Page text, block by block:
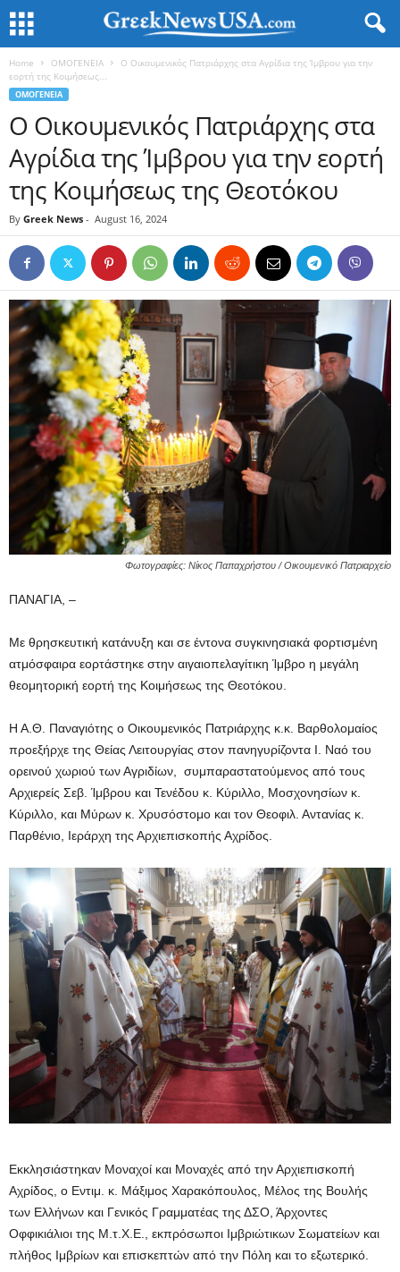
Home ΟΜΟΓΕΝΕΙΑ
Ο Οικουμενικός Πατριάρχης στα Αγρίδια της Ίμβρου για την
εορτή της Κοιμήσεως...
ΟΜΟΓΕΝΕΙΑ
Ο Οικουμενικός Πατριάρχης στα
Αγρίδια της Ίμβρου για την εορτή
της Κοιμήσεως της Θεοτόκου
By Greek News - August 16, 2024
Φωτογραφίες: Νίκος Παπαχρήστου / Οικουμενικό Πατριαρχείο
ΠΑΝΑΓΙΑ, –
Με θρησκευτική κατάνυξη και σε έντονα συγκινησιακά φορτισμένη
ατμόσφαιρα εορτάστηκε στην αιγαιοπελαγίτικη Ίμβρο η μεγάλη
θεομητορική εορτή της Κοιμήσεως της Θεοτόκου.
Η Α.Θ. Παναγιότης ο Οικουμενικός Πατριάρχης κ.κ. Βαρθολομαίος
προεξήρχε της Θείας Λειτουργίας στον πανηγυρίζοντα Ι. Ναό του
ορεινού χωριού των Αγριδίων, συμπαραστατούμενος από τους
Αρχιερείς Σεβ. Ίμβρου και Τενέδου κ. Κύριλλο, Μοσχονησίων κ.
Κύριλλο, και Μύρων κ. Χρυσόστομο και τον Θεοφιλ. Αντανίας κ.
Παρθένιο, Ιεράρχη της Αρχιεπισκοπής Αχρίδος.
Εκκλησιάστηκαν Μοναχοί και Μοναχές από την Αρχιεπισκοπή
Αχρίδος, ο Εντιμ. κ. Μάξιμος Χαρακόπουλος, Μέλος της Βουλής
των Ελλήνων και Γενικός Γραμματέας της ΔΣΟ, Άρχοντες
Οφφικιάλιοι της Μ.τ.Χ.Ε., εκπρόσωποι Ιμβριώτικων Σωματείων και
πλήθος Ιμβρίων και επισκεπτών από την Πόλη και το εξωτερικό.